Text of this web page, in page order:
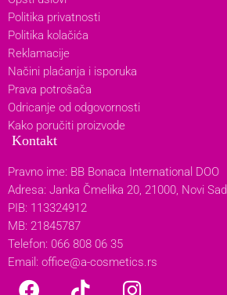
Politika privatnosti
Politika kolačića
Reklamacije
Načini plaćanja i isporuka
Prava potrošača
Odricanje od odgovornosti
Kako poručiti proizvode
Kontakt
Pravno ime: BB Bonaca International DOO
Adresa: Janka Čmelika 20, 21000, Novi Sad
PIB: 113324912
MB: 21845787
Telefon: 066 808 06 35
Email: office@a-cosmetics.rs